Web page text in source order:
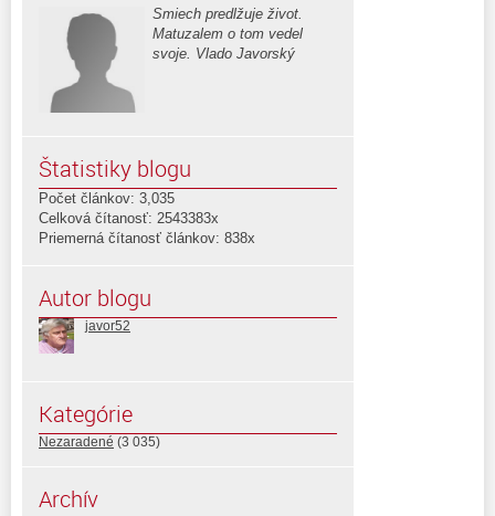
Smiech predlžuje život.
Matuzalem o tom vedel
svoje. Vlado Javorský
Štatistiky blogu
Počet článkov: 3,035
Celková čítanosť: 2543383x
Priemerná čítanosť článkov: 838x
Autor blogu
javor52
Kategórie
Nezaradené (3 035)
Archív